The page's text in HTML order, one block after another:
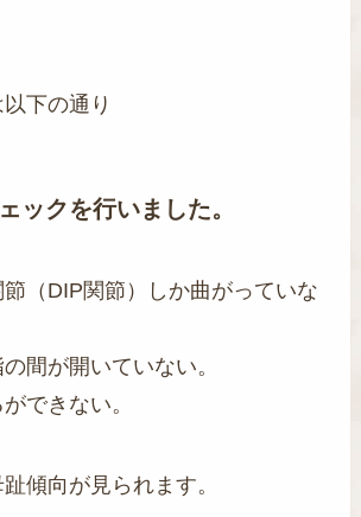
下の通り
ックを行いました。
（DIP関節）しか曲がっていな
間が開いていない。
できない。
傾向が見られます。